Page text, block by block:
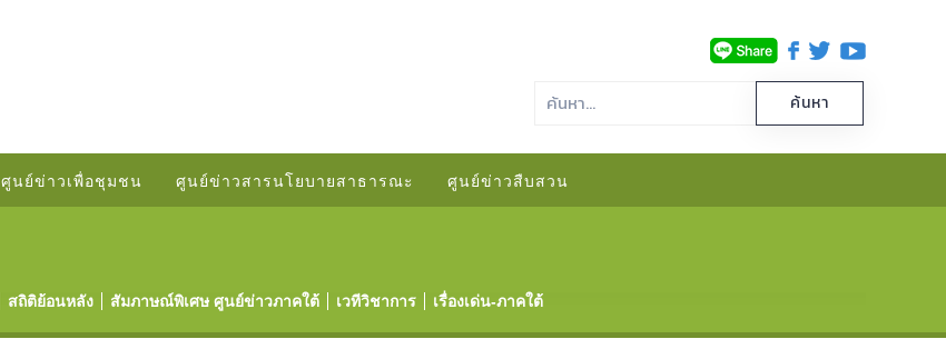
ศูนย์ข่าวเพื่อชุมชน ศูนย์ข่าวสารนโยบายสาธารณะ ศูนย์ข่าวสืบสวน
สถิติย้อนหลัง สัมภาษณ์พิเศษ ศูนย์ข่าวภาคใต้ เวทีวิชาการ เรื่องเด่น-ภาคใต้